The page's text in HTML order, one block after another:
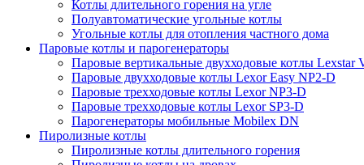
Котлы длительного горения на угле
Полуавтоматические угольные котлы
Угольные котлы для отопления частного дома
Паровые котлы и парогенераторы
Паровые вертикальные двухходовые котлы Lexstar
Паровые двухходовые котлы Lexor Easy NP2-D
Паровые трехходовые котлы Lexor NP3-D
Паровые трехходовые котлы Lexor SP3-D
Парогенераторы мобильные Mobilex DN
Пиролизные котлы
Пиролизные котлы длительного горения